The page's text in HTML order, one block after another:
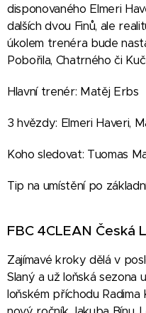
disponovaného Elmeri
dalších dvou Finů, ale
úkolem trenéra bude
Pobořila, Chatrného či
Hlavní trenér: Matěj Erbs
3 hvězdy: Elmeri Haveri,
Koho sledovat: Tuomas
Tip na umístění po
FBC 4CLEAN Česká
Zajímavé kroky dělá v
Slaný a už loňská sezona
loňském příchodu Radima